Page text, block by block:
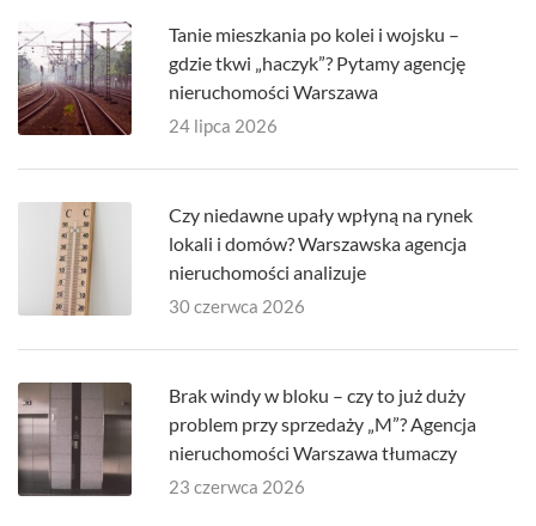
Tanie mieszkania po kolei i wojsku –
gdzie tkwi „haczyk”? Pytamy agencję
nieruchomości Warszawa
24 lipca 2026
Czy niedawne upały wpłyną na rynek
lokali i domów? Warszawska agencja
nieruchomości analizuje
30 czerwca 2026
Brak windy w bloku – czy to już duży
problem przy sprzedaży „M”? Agencja
nieruchomości Warszawa tłumaczy
23 czerwca 2026